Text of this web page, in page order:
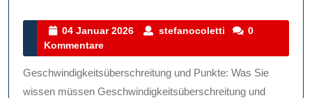
In
Flensburg
04 Januar 2026
04
2026
stefanocoletti stefanocoletti
0
Kommentare
Geschwindigkeitsüberschreitung und Punkte: Was Sie
wissen müssen Geschwindigkeitsüberschreitung und